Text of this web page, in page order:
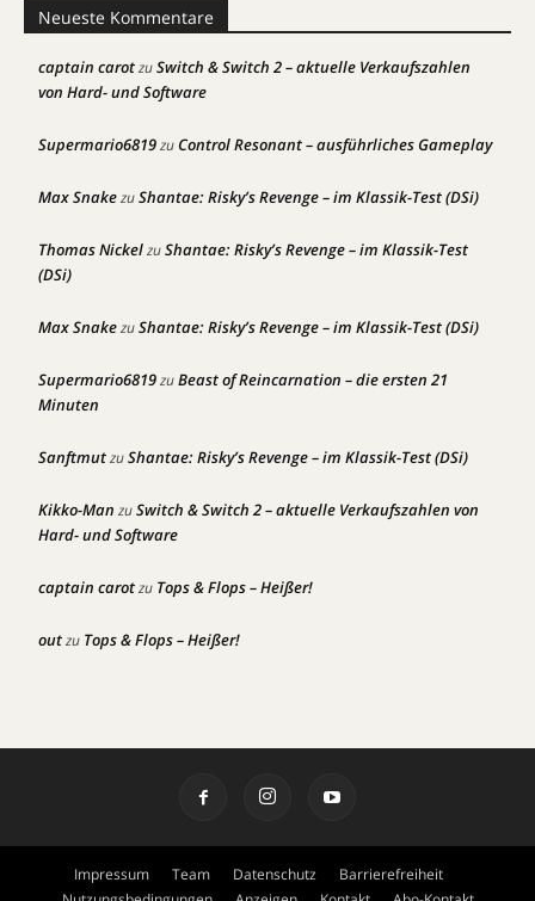
Neueste Kommentare
captain carotzuSwitch & Switch 2 – aktuelle Verkaufszahlen
von Hard- und Software
Supermario6819zuControl Resonant – ausführliches Gameplay
Max SnakezuShantae: Risky’s Revenge – im Klassik-Test (DSi)
Thomas NickelzuShantae: Risky’s Revenge – im Klassik-Test
(DSi)
Max SnakezuShantae: Risky’s Revenge – im Klassik-Test (DSi)
Supermario6819zuBeast of Reincarnation – die ersten 21
Minuten
SanftmutzuShantae: Risky’s Revenge – im Klassik-Test (DSi)
Kikko-Man zuSwitch & Switch 2 – aktuelle Verkaufszahlen von
Hard- und Software
captain carotzu Tops & Flops – Heißer!
outzu Tops & Flops – Heißer!
Impressum Team Datenschutz
Barrierefreiheit